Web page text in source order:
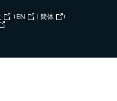
（ EN ｜ 簡体 ）